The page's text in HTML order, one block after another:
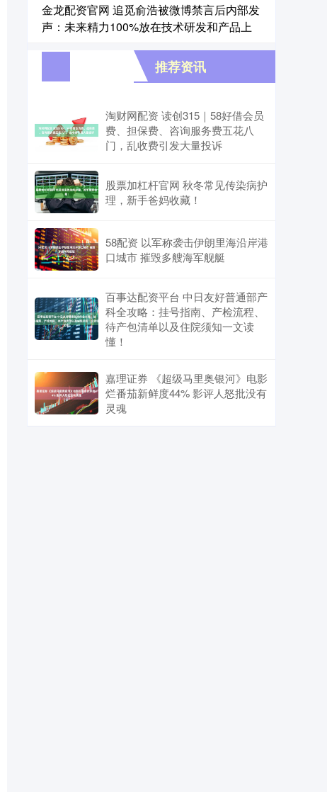
金龙配资官网 追觅俞浩被微博禁言后内部发
声：未来精力100%放在技术研发和产品上
推荐资讯
淘财网配资 读创315｜58好借会员
费、担保费、咨询服务费五花八
门，乱收费引发大量投诉
股票加杠杆官网 秋冬常见传染病护
理，新手爸妈收藏！
58配资 以军称袭击伊朗里海沿岸港
口城市 摧毁多艘海军舰艇
百事达配资平台 中日友好普通部产
科全攻略：挂号指南、产检流程、
待产包清单以及住院须知一文读
懂！
嘉理证券 《超级马里奥银河》电影
烂番茄新鲜度44% 影评人怒批没有
灵魂